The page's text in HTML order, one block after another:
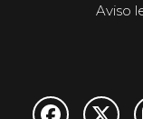
Aviso